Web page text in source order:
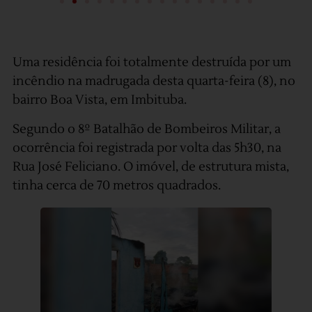
Uma residência foi totalmente destruída por um
incêndio na madrugada desta quarta-feira (8), no
bairro Boa Vista, em Imbituba.
Segundo o 8º Batalhão de Bombeiros Militar, a
ocorrência foi registrada por volta das 5h30, na
Rua José Feliciano. O imóvel, de estrutura mista,
tinha cerca de 70 metros quadrados.